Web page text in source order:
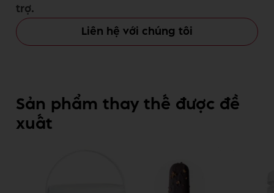
trợ.
Liên hệ với chúng tôi
Sản phẩm thay thế được đề
xuất